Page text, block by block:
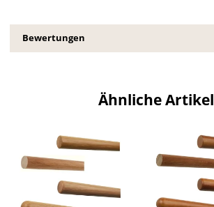
Bewertungen
Ähnliche Artikel